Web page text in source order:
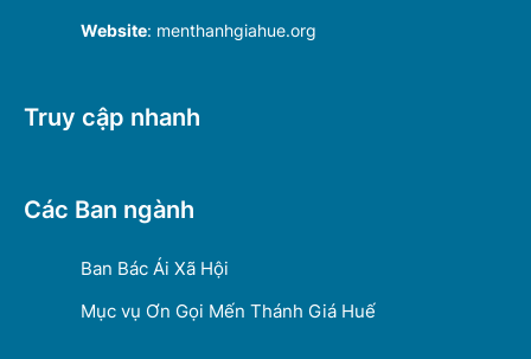
Website: menthanhgiahue.org
Truy cập nhanh
Các Ban ngành
Ban Bác Ái Xã Hội
Mục vụ Ơn Gọi Mến Thánh Giá Huế